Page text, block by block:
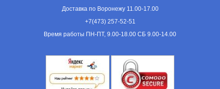
Доставка по Воронежу 11.00-17.00
+7(473) 257-52-51
Время работы ПН-ПТ, 9.00-18.00 СБ 9.00-14.00